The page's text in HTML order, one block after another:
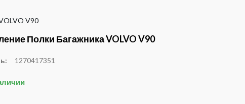
V90
Полки Багажника VOLVO V90
1270417351